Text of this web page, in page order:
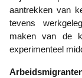
aantrekken van
tevens
maken van de
experimenteel